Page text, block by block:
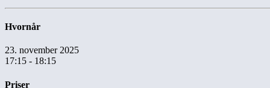
Hvornår
23. november 2025
17:15 - 18:15
Priser